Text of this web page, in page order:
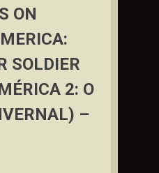
ON
SOLDIER
2: O
–